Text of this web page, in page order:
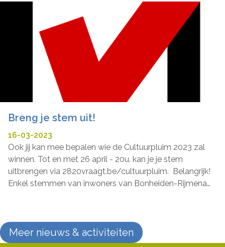
Breng je stem uit!
16-03-2023
Ook jij kan mee bepalen wie de Cultuurpluim 2023 zal
winnen. Tot en met 26 april - 20u. kan je je stem
uitbrengen via 2820vraagt.be/cultuurpluim. Belangrijk!
Enkel stemmen van inwoners van Bonheiden-Rijmenam
Meer nieuws & activiteiten